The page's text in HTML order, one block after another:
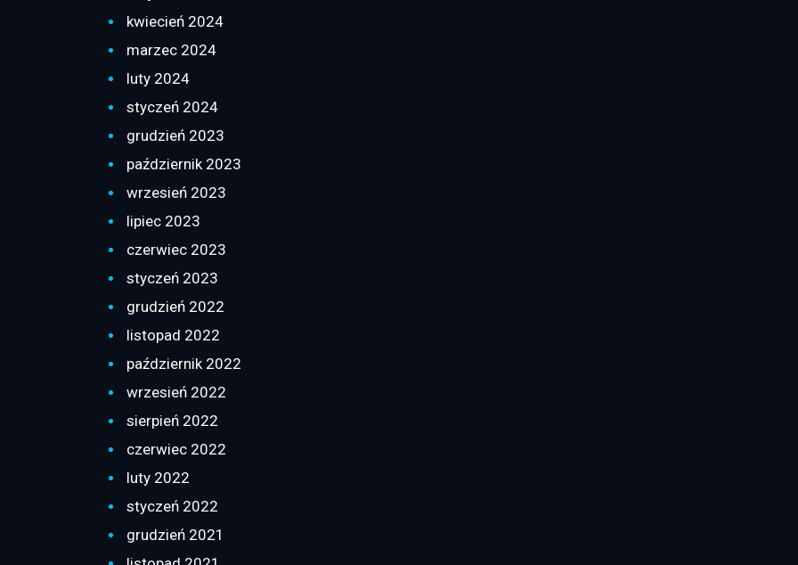
kwiecień 2024
marzec 2024
luty 2024
styczeń 2024
grudzień 2023
październik 2023
wrzesień 2023
lipiec 2023
czerwiec 2023
styczeń 2023
grudzień 2022
listopad 2022
październik 2022
wrzesień 2022
sierpień 2022
czerwiec 2022
luty 2022
styczeń 2022
grudzień 2021